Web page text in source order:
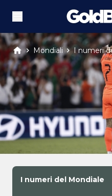
Mondiali I numeri
I numeri del Mondiale